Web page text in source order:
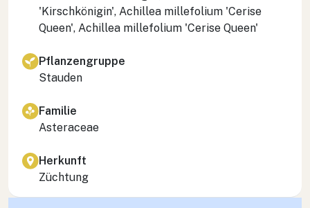
'Kirschkönigin', Achillea millefolium 'Cerise
Queen', Achillea millefolium 'Cerise Queen'
Pflanzengruppe
Stauden
Familie
Asteraceae
Herkunft
Züchtung